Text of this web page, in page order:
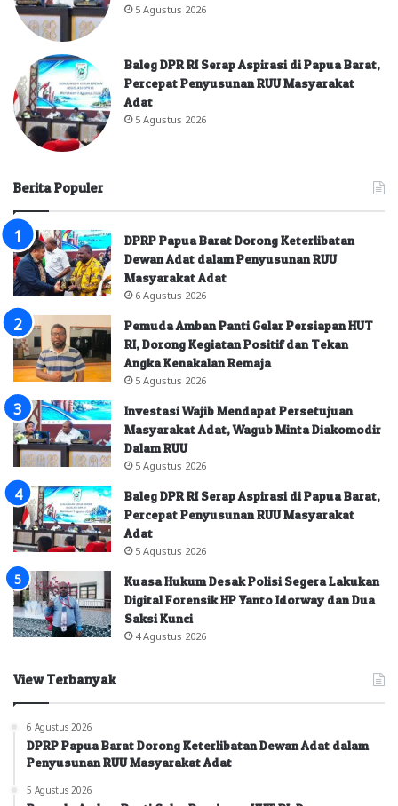
5 Agustus 2026
Baleg DPR RI Serap Aspirasi di Papua Barat,
Percepat Penyusunan RUU Masyarakat
Adat
5 Agustus 2026
Berita Populer
DPRP Papua Barat Dorong Keterlibatan
Dewan Adat dalam Penyusunan RUU
Masyarakat Adat
6 Agustus 2026
Pemuda Amban Panti Gelar Persiapan HUT
RI, Dorong Kegiatan Positif dan Tekan
Angka Kenakalan Remaja
5 Agustus 2026
Investasi Wajib Mendapat Persetujuan
Masyarakat Adat, Wagub Minta Diakomodir
Dalam RUU
5 Agustus 2026
Baleg DPR RI Serap Aspirasi di Papua Barat,
Percepat Penyusunan RUU Masyarakat
Adat
5 Agustus 2026
Kuasa Hukum Desak Polisi Segera Lakukan
Digital Forensik HP Yanto Idorway dan Dua
Saksi Kunci
4 Agustus 2026
View Terbanyak
6 Agustus 2026
DPRP Papua Barat Dorong Keterlibatan Dewan Adat dalam
Penyusunan RUU Masyarakat Adat
5 Agustus 2026